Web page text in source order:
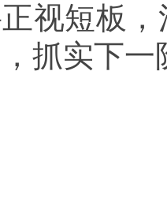
视短板
抓实下